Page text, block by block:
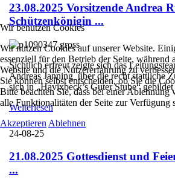
23.08.2025 Vorsitzende Andrea
Schützenkönigin ...
Sichtlich erfreut zeigte sich das
Andreas Janning über die recht stattliche
sich in „Havixbeck’s Guter Stube“
Weiterlesen
24-08-25
21.08.2025 Gottesdienst und
...
Wir benutzen Cookies
Wir nutzen Cookies auf unserer Website.
essenziell für den Betrieb der Seite, während
Website und die Nutzererfahrung zu
Sie können selbst entscheiden, ob Sie die
Bitte beachten Sie, dass bei einer
alle Funktionalitäten der Seite zur Verfügung
Akzeptieren Ablehnen